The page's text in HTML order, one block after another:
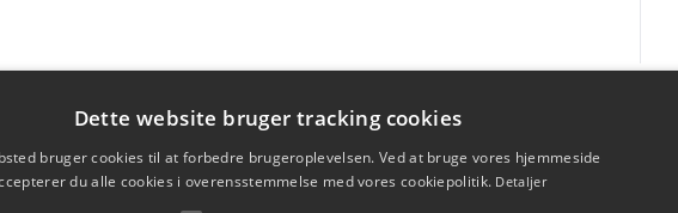
Dette website bruger tracking cookies
bruger cookies til at forbedre brugeroplevelsen. Ved at bruge vores hjemmeside
du alle cookies i overensstemmelse med vores cookiepolitik. Detaljer